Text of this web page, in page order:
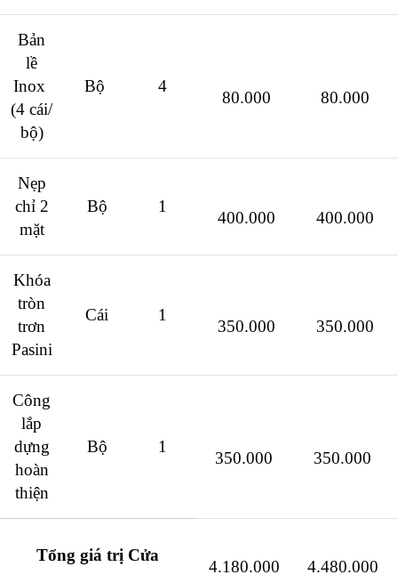
Bản
lề
Inox
(4 cái/
bộ)
Bộ 4
80.000 80.000
Nẹp
chỉ 2
mặt
Bộ 1
400.000 400.000
Khóa
tròn
trơn
Pasini
Cái 1
350.000 350.000
Công
lắp
dựng
hoàn
thiện
Bộ 1
350.000 350.000
Tổng giá trị Cửa
4.180.000 4.480.000